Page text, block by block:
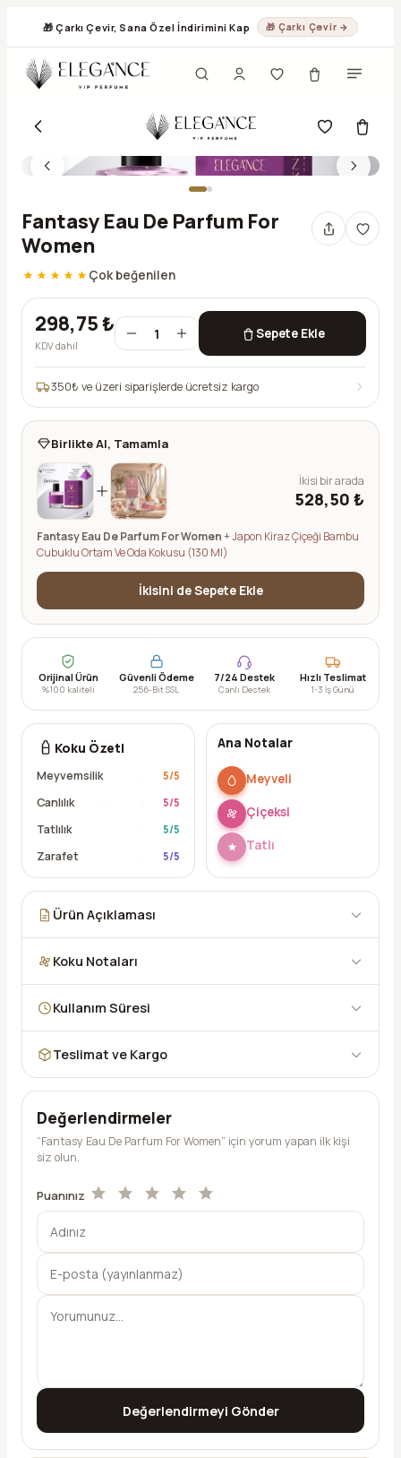
🎁 Çarkı Çevir, Sana Özel İndirimini Kap 🎁 Çarkı Çevir →
Fantasy Eau De Parfum For
Women
Çok beğenilen
298,75 ₺
KDV dahil
1 Sepete Ekle
350₺ ve üzeri siparişlerde ücretsiz kargo
Birlikte Al, Tamamla
İkisi bir arada
528,50 ₺
Fantasy Eau De Parfum For Women+Japon Kiraz Çiçeği Bambu
Cubuklu Ortam Ve Oda Kokusu (130 Ml)
İkisini de Sepete Ekle
Orijinal Ürün
%100 kaliteli
Güvenli Ödeme
256-Bit SSL
7/24 Destek
Canlı Destek
Hızlı Teslimat
1-3 İş Günü
Koku Özeti
Meyvemsilik 5/5
Canlılık 5/5
Tatlılık 5/5
Zarafet 5/5
Ana Notalar
Meyveli
Çiçeksi
Tatlı
Ürün Açıklaması
Koku Notaları
Kullanım Süresi
Teslimat ve Kargo
Değerlendirmeler
“Fantasy Eau De Parfum For Women” için yorum yapan ilk kişi
siz olun.
Puanınız
Değerlendirmeyi Gönder